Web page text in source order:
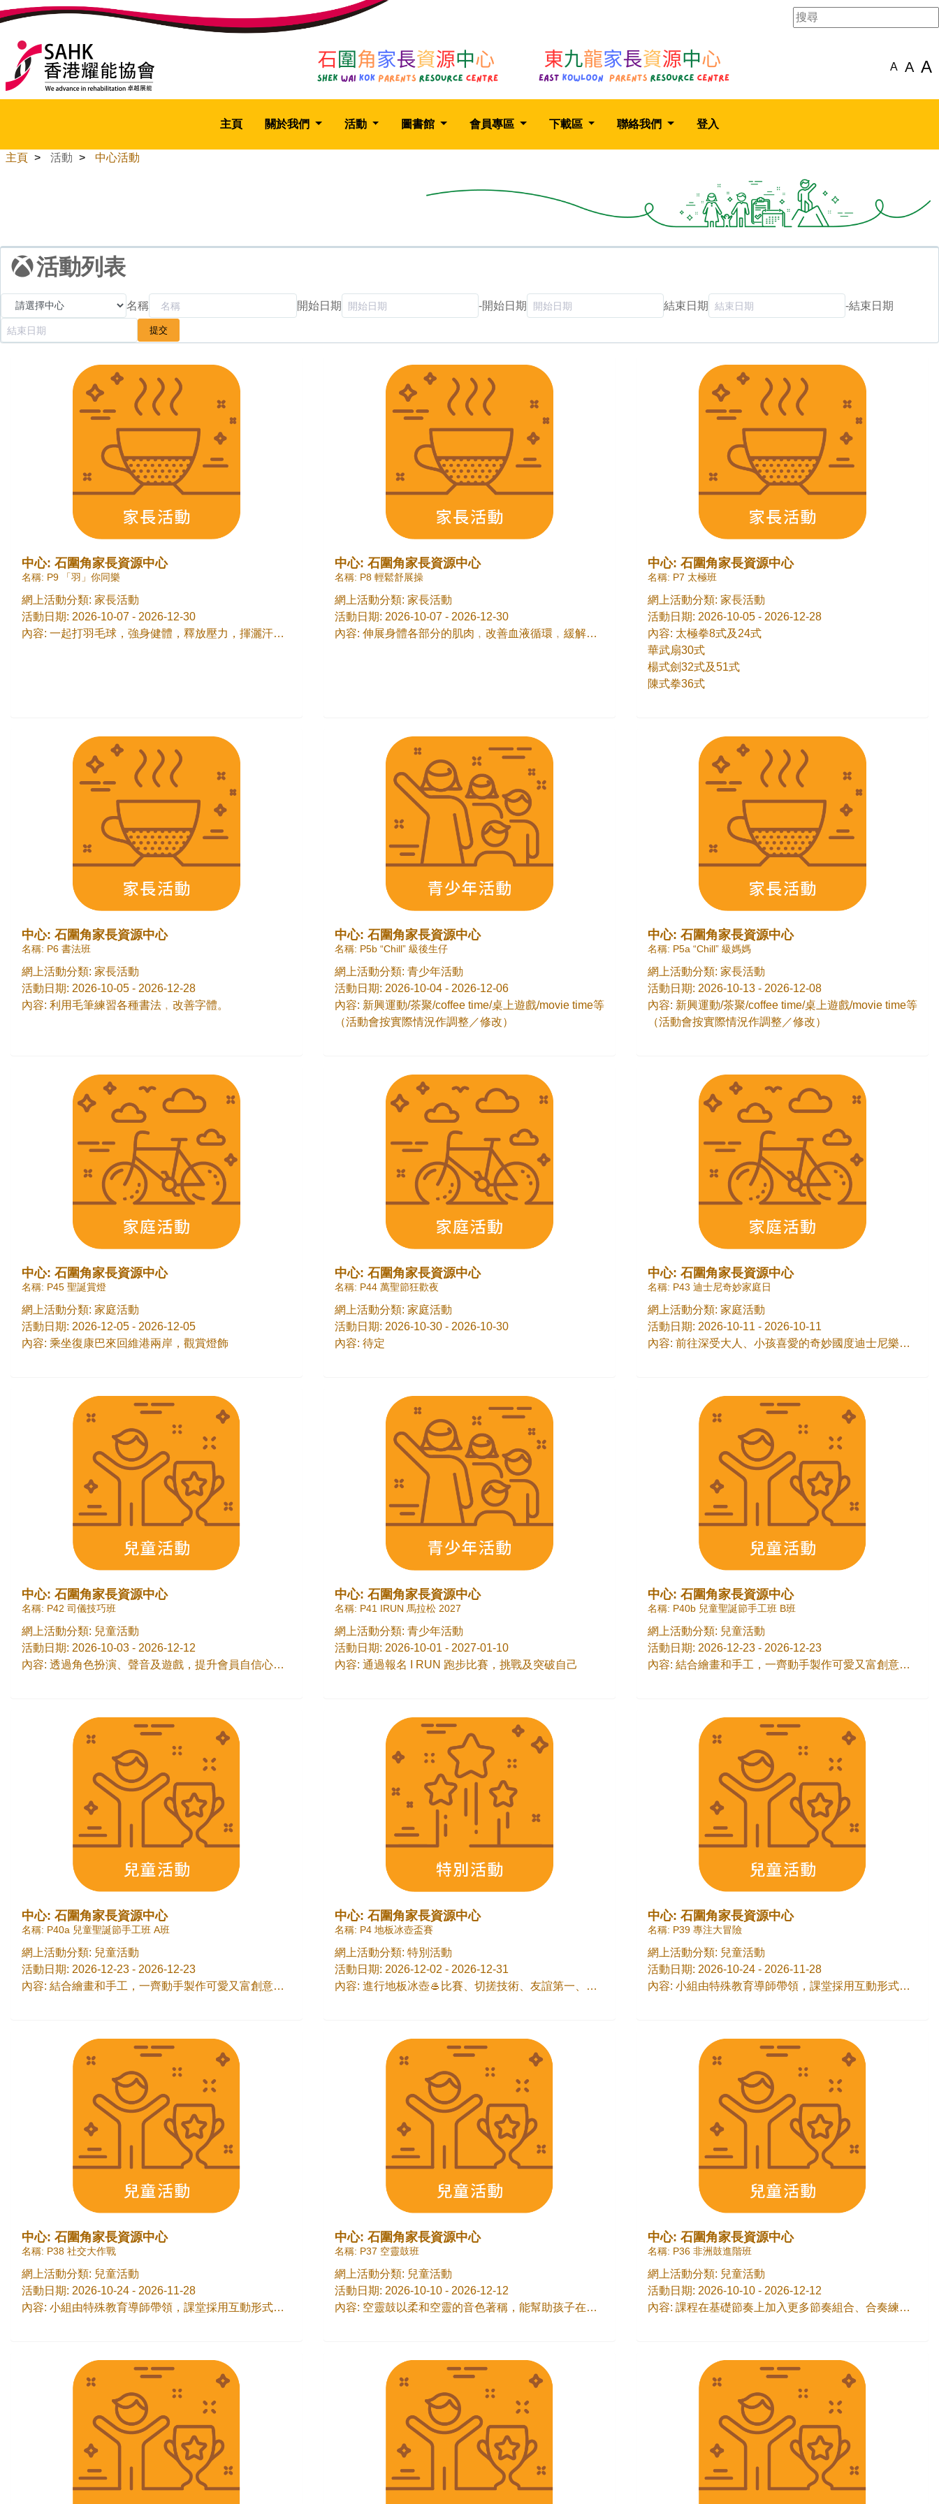
A A A
主頁 關於我們 活動 圖書館 會員專區 下載區 聯絡我們 登入
主頁 > 活動 > 中心活動
活動列表
名稱 開始日期 -開始日期 結束日期 -結束日期
中心: 石圍角家長資源中心
名稱: P9 「羽」你同樂
網上活動分類: 家長活動
活動日期: 2026-10-07 - 2026-12-30
內容: 一起打羽毛球，強身健體，釋放壓力，揮灑汗水，認識同路人，互相支持。
中心: 石圍角家長資源中心
名稱: P8 輕鬆舒展操
網上活動分類: 家長活動
活動日期: 2026-10-07 - 2026-12-30
內容: 伸展身體各部分的肌肉﹐改善血液循環﹐緩解肌肉酸痛及關節痛﹐再配合適當的肌群訓練﹐強壯肌肉穩固體骼關節﹐改善不良姿態。 *課程還教授處理壓力與鬆弛技巧法﹐放鬆肌肉同時亦放鬆神經系統﹐經過持續訓練﹐能夠減輕肌肉痛症及精神壓力﹐令人身心舒暢。
中心: 石圍角家長資源中心
名稱: P7 太極班
網上活動分類: 家長活動
活動日期: 2026-10-05 - 2026-12-28
內容: 太極拳8式及24式
華武扇30式
楊式劍32式及51式
陳式拳36式
中心: 石圍角家長資源中心
名稱: P6 書法班
網上活動分類: 家長活動
活動日期: 2026-10-05 - 2026-12-28
內容: 利用毛筆練習各種書法﹐改善字體。
中心: 石圍角家長資源中心
名稱: P5b “Chill” 級後生仔
網上活動分類: 青少年活動
活動日期: 2026-10-04 - 2026-12-06
內容: 新興運動/茶聚/coffee time/桌上遊戲/movie time等
（活動會按實際情況作調整／修改）
中心: 石圍角家長資源中心
名稱: P5a “Chill” 級媽媽
網上活動分類: 家長活動
活動日期: 2026-10-13 - 2026-12-08
內容: 新興運動/茶聚/coffee time/桌上遊戲/movie time等
（活動會按實際情況作調整／修改）
中心: 石圍角家長資源中心
名稱: P45 聖誕賞燈
網上活動分類: 家庭活動
活動日期: 2026-12-05 - 2026-12-05
內容: 乘坐復康巴來回維港兩岸，觀賞燈飾
中心: 石圍角家長資源中心
名稱: P44 萬聖節狂歡夜
網上活動分類: 家庭活動
活動日期: 2026-10-30 - 2026-10-30
內容: 待定
中心: 石圍角家長資源中心
名稱: P43 迪士尼奇妙家庭日
網上活動分類: 家庭活動
活動日期: 2026-10-11 - 2026-10-11
內容: 前往深受大人、小孩喜愛的奇妙國度迪士尼樂園，置身夢幻迪士尼故事當中，與迪士尼朋友見面！
中心: 石圍角家長資源中心
名稱: P42 司儀技巧班
網上活動分類: 兒童活動
活動日期: 2026-10-03 - 2026-12-12
內容: 透過角色扮演、聲音及遊戲，提升會員自信心、咬字清晰度與表達能力。
中心: 石圍角家長資源中心
名稱: P41 IRUN 馬拉松 2027
網上活動分類: 青少年活動
活動日期: 2026-10-01 - 2027-01-10
內容: 通過報名 I RUN 跑步比賽，挑戰及突破自己
中心: 石圍角家長資源中心
名稱: P40b 兒童聖誕節手工班 B班
網上活動分類: 兒童活動
活動日期: 2026-12-23 - 2026-12-23
內容: 結合繪畫和手工，一齊動手製作可愛又富創意的聖誕作品，發揮想像力，感受濃厚的節日歡樂氣氛。 讓孩子在動手實踐中學習，成就感滿滿！啟發幼兒對美術的興趣，提升專注力和創意。
中心: 石圍角家長資源中心
名稱: P40a 兒童聖誕節手工班 A班
網上活動分類: 兒童活動
活動日期: 2026-12-23 - 2026-12-23
內容: 結合繪畫和手工，一齊動手製作可愛又富創意的聖誕作品，發揮想像力，感受濃厚的節日歡樂氣氛。 讓孩子在動手實踐中學習，成就感滿滿！啟發幼兒對美術的興趣，提升專注力和創意。
中心: 石圍角家長資源中心
名稱: P4 地板冰壺盃賽
網上活動分類: 特別活動
活動日期: 2026-12-02 - 2026-12-31
內容: 進行地板冰壺🥌比賽、切搓技術、友誼第一、比賽第二，歡迎家長組隊參與(4-5人一隊)
中心: 石圍角家長資源中心
名稱: P39 專注大冒險
網上活動分類: 兒童活動
活動日期: 2026-10-24 - 2026-11-28
內容: 小組由特殊教育導師帶領，課堂採用互動形式，透過多感官的活動，加強及提升兒童專注力，從而改善自我控制的能力，專注投入學習。
中心: 石圍角家長資源中心
名稱: P38 社交大作戰
網上活動分類: 兒童活動
活動日期: 2026-10-24 - 2026-11-28
內容: 小組由特殊教育導師帶領，課堂採用互動形式，透過合適的集體互動遊戲，學習遵守或協商遊戲規則，並加強與朋輩合宜的相處及溝通技巧。
中心: 石圍角家長資源中心
名稱: P37 空靈鼓班
網上活動分類: 兒童活動
活動日期: 2026-10-10 - 2026-12-12
內容: 空靈鼓以柔和空靈的音色著稱，能幫助孩子在輕鬆的氛圍中培養節奏感與音樂表達力。透過遊戲化的教學方式，引導孩子用 數字簡譜 學習，快速掌握旋律與節奏。學生不需有任何音樂基礎，也能輕鬆上手，逐步學會簡單歌曲演奏、節奏練習與小小即興創作，在過程中培養專注力、手腦協調及創意思維。
中心: 石圍角家長資源中心
名稱: P36 非洲鼓進階班
網上活動分類: 兒童活動
活動日期: 2026-10-10 - 2026-12-12
內容: 課程在基礎節奏上加入更多節奏組合、合奏練習及 Drum Circle 活動，提升孩子的節奏掌握、聆聽、反應及音樂表達能力。透過輪流演奏、互相配合及即時回應，孩子可學習留意身邊的同伴、跟隨指示和適當表達自己，從而培養自信、合作精神及社交溝通能力，並在敲擊活動中舒展情緒、享受團體音樂的樂趣。